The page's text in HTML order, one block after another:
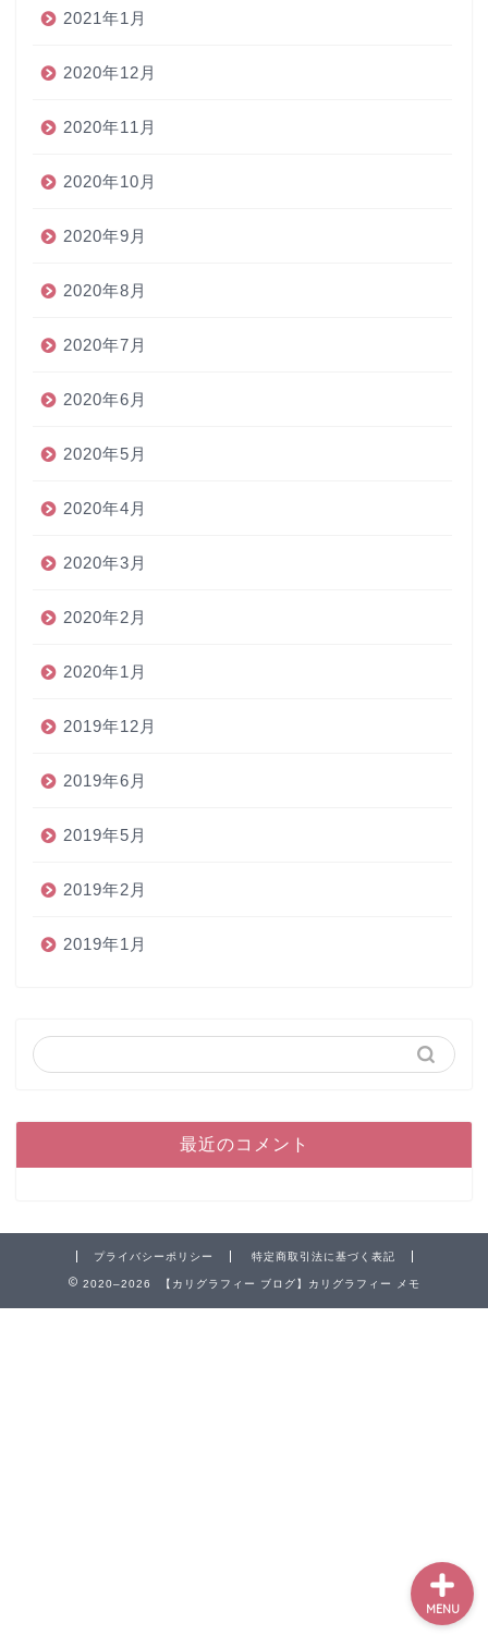
2021年1月
2020年12月
2020年11月
2020年10月
2020年9月
2020年8月
2020年7月
2020年6月
2020年5月
2020年4月
2020年3月
2020年2月
2020年1月
2019年12月
2019年6月
2019年5月
2019年2月
2019年1月
最近のコメント
プライバシーポリシー 特定商取引法に基づく表記
2020–2026 【カリグラフィー ブログ】カリグラフィー メモ
MENU